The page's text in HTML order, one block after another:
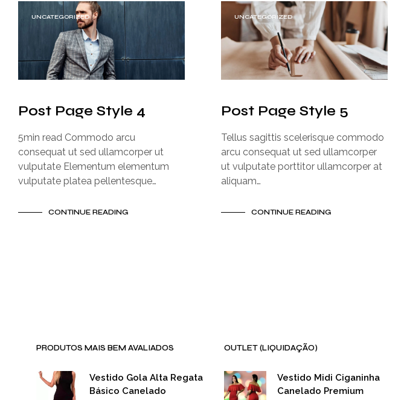
UNCATEGORIZED
Post Page Style 4
5min read Commodo arcu
consequat ut sed ullamcorper ut
vulputate Elementum elementum
vulputate platea pellentesque…
CONTINUE READING
UNCATEGORIZED
Post Page Style 5
Tellus sagittis scelerisque commodo
arcu consequat ut sed ullamcorper
ut vulputate porttitor ullamcorper at
aliquam…
CONTINUE READING
PRODUTOS MAIS BEM AVALIADOS
Vestido Gola Alta Regata
Básico Canelado
OUTLET (LIQUIDAÇÃO)
Vestido Midi Ciganinha
Canelado Premium